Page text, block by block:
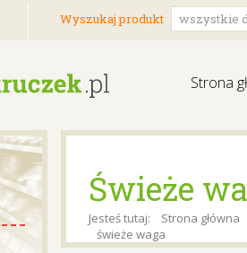
Wyszukaj produkt wszystkie
Strona
świeże
Jesteś tutaj:
Strona główna
świeże waga